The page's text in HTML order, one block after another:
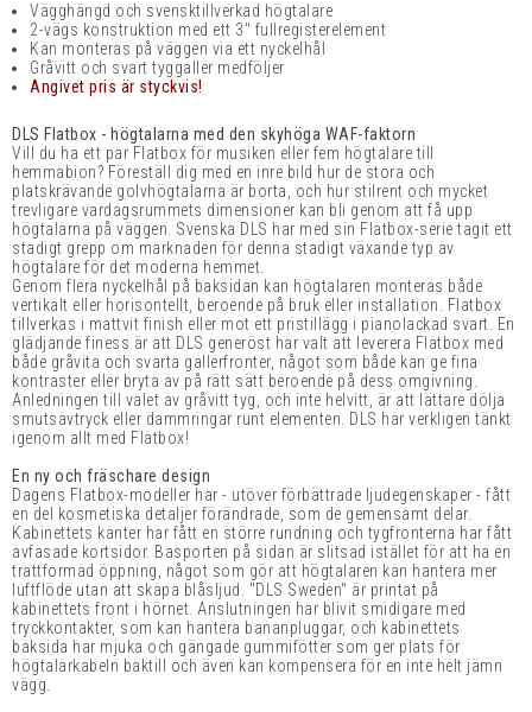
Vägghängd och svensktillverkad högtalare
2-vägs konstruktion med ett 3" fullregisterelement
Kan monteras på väggen via ett nyckelhål
Gråvitt och svart tyggaller medföljer
Angivet pris är styckvis!
DLS Flatbox - högtalarna med den skyhöga WAF-faktorn
Vill du ha ett par Flatbox för musiken eller fem högtalare till
hemmabion? Föreställ dig med en inre bild hur de stora och
platskrävande golvhögtalarna är borta, och hur stilrent och mycket
trevligare vardagsrummets dimensioner kan bli genom att få upp
högtalarna på väggen. Svenska DLS har med sin Flatbox-serie tagit ett
stadigt grepp om marknaden för denna stadigt växande typ av
högtalare för det moderna hemmet.
Genom flera nyckelhål på baksidan kan högtalaren monteras både
vertikalt eller horisontellt, beroende på bruk eller installation. Flatbox
tillverkas i mattvit finish eller mot ett pristillägg i pianolackad svart. En
glädjande finess är att DLS generöst har valt att leverera Flatbox med
både gråvita och svarta gallerfronter, något som både kan ge fina
kontraster eller bryta av på rätt sätt beroende på dess omgivning.
Anledningen till valet av gråvitt tyg, och inte helvitt, är att lättare dölja
smutsavtryck eller dammringar runt elementen. DLS har verkligen tänkt
igenom allt med Flatbox!
En ny och fräschare design
Dagens Flatbox-modeller har - utöver förbättrade ljudegenskaper - fått
en del kosmetiska detaljer förändrade, som de gemensamt delar.
Kabinettets kanter har fått en större rundning och tygfronterna har fått
avfasade kortsidor. Basporten på sidan är slitsad istället för att ha en
trattformad öppning, något som gör att högtalaren kan hantera mer
luftflöde utan att skapa blåsljud. "DLS Sweden" är printat på
kabinettets front i hörnet. Anslutningen har blivit smidigare med
tryckkontakter, som kan hantera bananpluggar, och kabinettets
baksida har mjuka och gängade gummifötter som ger plats för
högtalarkabeln baktill och även kan kompensera för en inte helt jämn
vägg.